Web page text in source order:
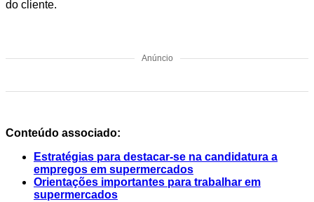
do cliente.
Anúncio
Conteúdo associado:
Estratégias para destacar-se na candidatura a
empregos em supermercados
Orientações importantes para trabalhar em
supermercados